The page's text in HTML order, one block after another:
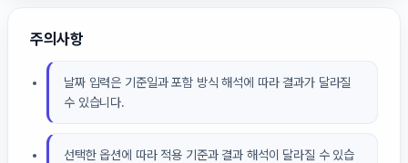
주의사항
날짜 입력은 기준일과 포함 방식 해석에 따라 결과가 달라질
수 있습니다.
선택한 옵션에 따라 적용 기준과 결과 해석이 달라질 수 있습